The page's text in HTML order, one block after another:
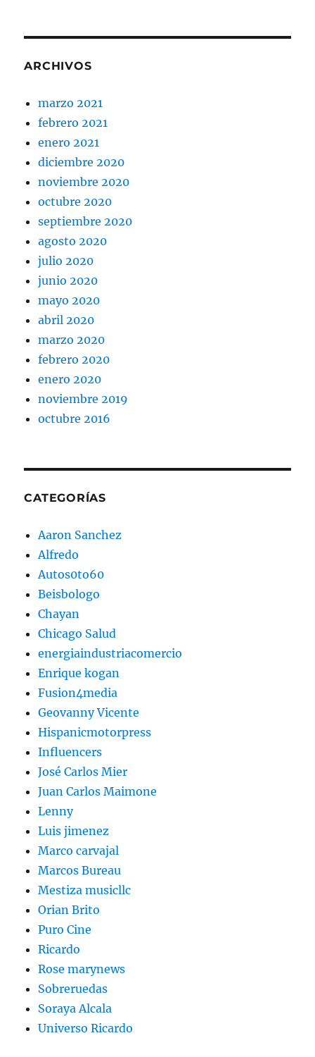
ARCHIVOS
marzo 2021
febrero 2021
enero 2021
diciembre 2020
noviembre 2020
octubre 2020
septiembre 2020
agosto 2020
julio 2020
junio 2020
mayo 2020
abril 2020
marzo 2020
febrero 2020
enero 2020
noviembre 2019
octubre 2016
CATEGORÍAS
Aaron Sanchez
Alfredo
Autos0to60
Beisbologo
Chayan
Chicago Salud
energiaindustriacomercio
Enrique kogan
Fusion4media
Geovanny Vicente
Hispanicmotorpress
Influencers
José Carlos Mier
Juan Carlos Maimone
Lenny
Luis jimenez
Marco carvajal
Marcos Bureau
Mestiza musicllc
Orian Brito
Puro Cine
Ricardo
Rose marynews
Sobreruedas
Soraya Alcala
Universo Ricardo